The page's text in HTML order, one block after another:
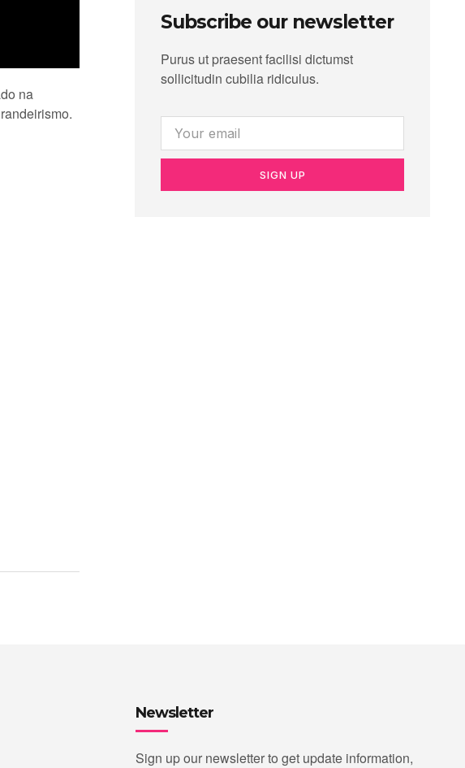
na
Subscribe our newsletter
Purus ut praesent facilisi dictumst
sollicitudin cubilia ridiculus.
SIGN UP
Newsletter
Sign up our newsletter to get update information,